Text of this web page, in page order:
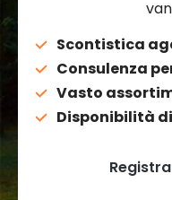
Scontistica
Consulenza
Vasto
Disponibilità